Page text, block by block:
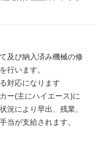
及び納入済み機械の修
行います。
対応になります
ー(主にハイエース)に
況により早出、残業、
当が支給されます。